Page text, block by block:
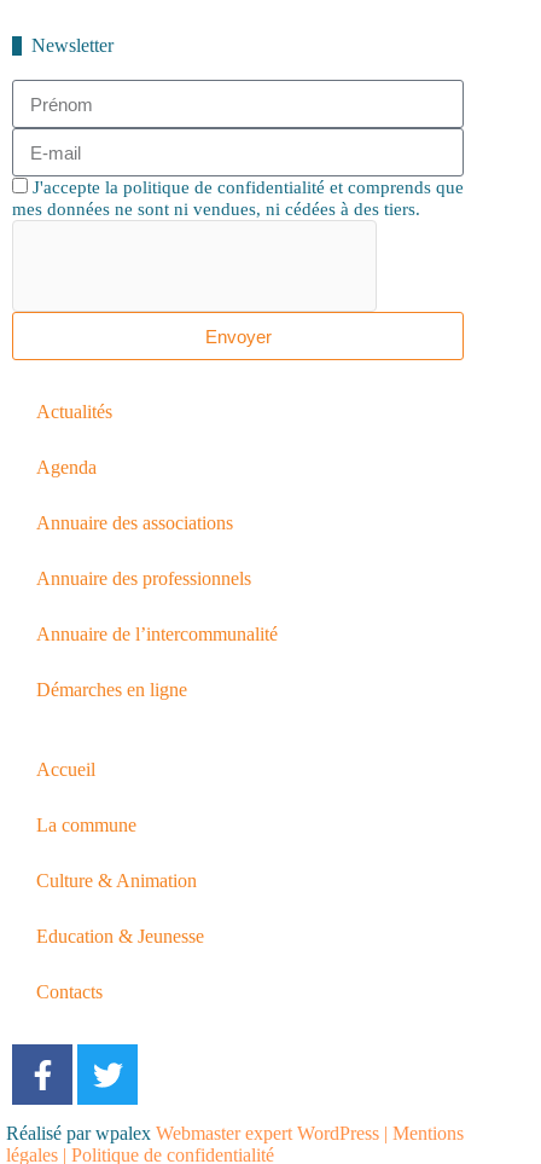
Newsletter
J'accepte la politique de confidentialité et comprends que
mes données ne sont ni vendues, ni cédées à des tiers.
Envoyer
Actualités
Agenda
Annuaire des associations
Annuaire des professionnels
Annuaire de l’intercommunalité
Démarches en ligne
Accueil
La commune
Culture & Animation
Education & Jeunesse
Contacts
Réalisé par wpalex Webmaster expert WordPress | Mentions
légales | Politique de confidentialité